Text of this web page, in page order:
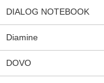
DIALOG NOTEBOOK
Diamine
DOVO